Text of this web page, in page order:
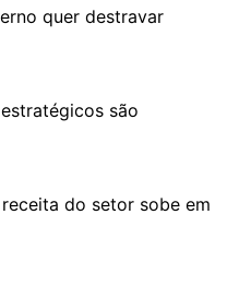
quer destravar
são
do setor sobe em